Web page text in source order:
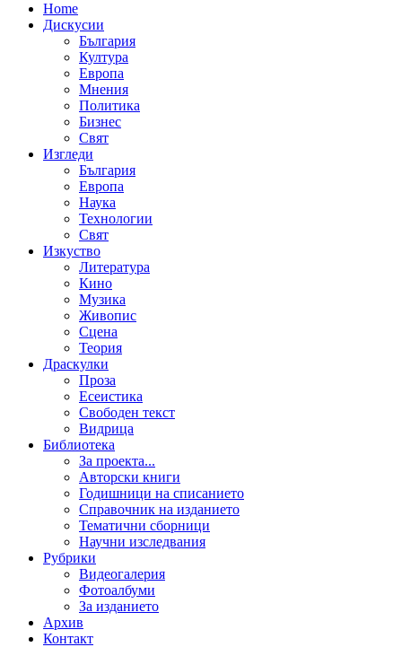
Home
Дискусии
България
Култура
Европа
Мнения
Политика
Бизнес
Свят
Изгледи
България
Европа
Наука
Технологии
Свят
Изкуство
Литература
Кино
Музика
Живопис
Сцена
Теория
Драскулки
Проза
Есеистика
Свободен текст
Видрица
Библиотека
За проекта...
Авторски книги
Годишници на списанието
Справочник на изданието
Тематични сборници
Научни изследвания
Рубрики
Видеогалерия
Фотоалбуми
За изданието
Архив
Контакт